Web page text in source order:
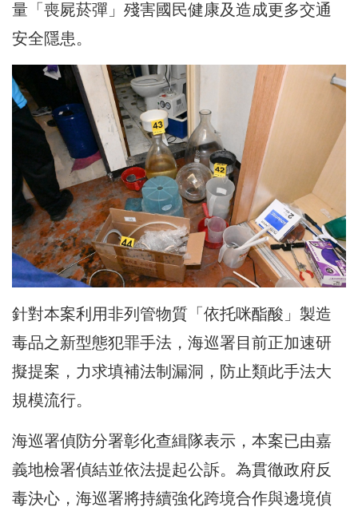
量「喪屍菸彈」殘害國民健康及造成更多交通
安全隱患。
針對本案利用非列管物質「依托咪酯酸」製造
毒品之新型態犯罪手法，海巡署目前正加速研
擬提案，力求填補法制漏洞，防止類此手法大
規模流行。
海巡署偵防分署彰化查緝隊表示，本案已由嘉
義地檢署偵結並依法提起公訴。為貫徹政府反
毒決心，海巡署將持續強化跨境合作與邊境偵